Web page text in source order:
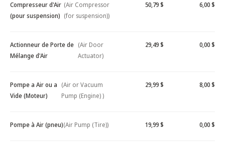
Compresseur d'Air
(pour suspension)
(Air Compressor
(for suspension))
50,79 $ 6,00 $
Actionneur de Porte de
Mélange d'Air
(Air Door
Actuator)
29,49 $ 0,00 $
Pompe a Air ou a
Vide (Moteur)
(Air or Vacuum
Pump (Engine) )
29,99 $ 8,00 $
Pompe à Air (pneu)(Air Pump (Tire)) 19,99 $ 0,00 $